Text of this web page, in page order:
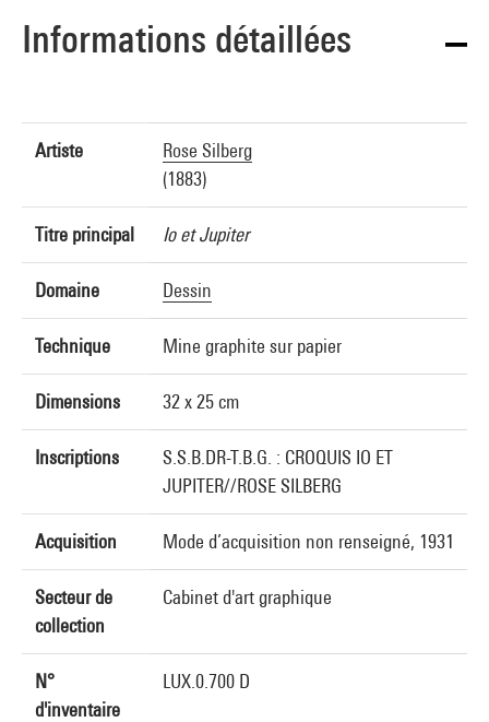
Informations détaillées
Artiste
Rose Silberg
(1883)
Titre principal Io et Jupiter
Domaine Dessin
Technique Mine graphite sur papier
Dimensions 32 x 25 cm
Inscriptions
S.S.B.DR-T.B.G. : CROQUIS IO ET
JUPITER//ROSE SILBERG
Acquisition Mode d’acquisition non renseigné, 1931
Secteur de
collection
Cabinet d'art graphique
N°
d'inventaire
LUX.0.700 D